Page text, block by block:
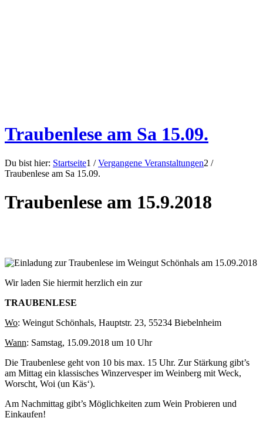
Traubenlese am Sa 15.09.
Du bist hier: Startseite1 / Vergangene Veranstaltungen2 /
Traubenlese am Sa 15.09.
Traubenlese am 15.9.2018
Wir laden Sie hiermit herzlich ein zur
TRAUBENLESE
Wo: Weingut Schönhals, Hauptstr. 23, 55234 Biebelnheim
Wann: Samstag, 15.09.2018 um 10 Uhr
Die Traubenlese geht von 10 bis max. 15 Uhr. Zur Stärkung gibt’s
am Mittag ein klassisches Winzervesper im Weinberg mit Weck,
Worscht, Woi (un Käs‘).
Am Nachmittag gibt’s Möglichkeiten zum Wein Probieren und
Einkaufen!